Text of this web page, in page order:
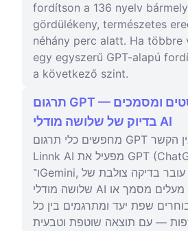
fordítson a 136 nyelv
gördülékeny, természetes
néhány perc alatt. Ha többre
egy egyszerű GPT-alapú
a következő szint.
תרגום GPT — תרגום טקסטים ומסמכים
בדיוק של שלושה מודלי AI
מחפשים כלי תרגום GPT שבאמת מבין הקשר?
Linnk AI מפעיל את GPT (ChatGPT) לצד Claude
ו־Gemini, כך שכל תרגום עובר בדיקה צולבת של
שלושה מודלי AI במקום אחד בלבד. מעלים מסמך או
שפת יעד ומתרגמים בין כל
מתוך 136 שפות — עם תוצאה שוטפת וטבעית